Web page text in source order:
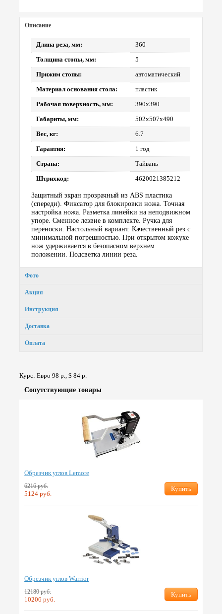
Описание
Длина реза, мм: 360
Толщина стопы, мм: 5
Прижим стопы: автоматический
Материал основания стола: пластик
Рабочая поверхность, мм: 390х390
Габариты, мм: 502х507х490
Вес, кг: 6.7
Гарантия: 1 год
Страна: Тайвань
Штрихкод: 4620021385212
Защитный экран прозрачный из АВS пластика
(спереди). Фиксатор для блокировки ножа. Точная
настройка ножа. Разметка линейки на неподвижном
упоре. Сменное лезвие в комплекте. Ручка для
переноски. Настольный вариант. Качественный рез с
минимальной погрешностью. При открытом кожухе
нож удерживается в безопасном верхнем
положении. Подсветка линии реза.
Фото
Акция
Инструкция
Доставка
Оплата
Курс: Евро 98 р., $ 84 р.
Сопут­ствую­щие товары
Обрезчик углов Lemore
6216 руб.
5124 руб.
Купить
Обрезчик углов Warrior
12180 руб.
10206 руб.
Купить